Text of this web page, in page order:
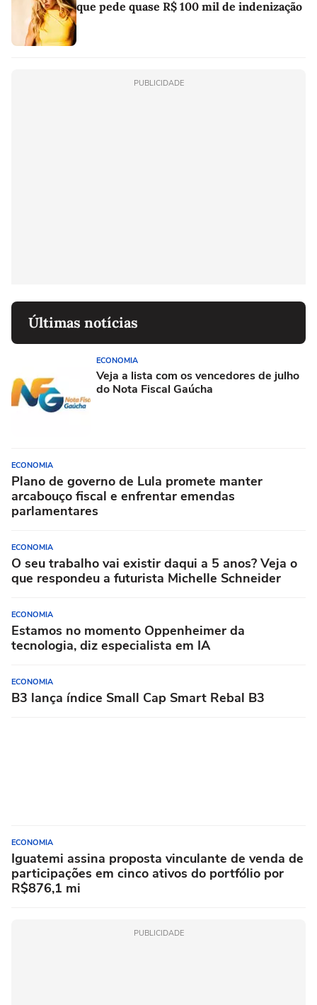
que pede quase R$ 100 mil de indenização
PUBLICIDADE
Últimas notícias
ECONOMIA
Veja a lista com os vencedores de julho
do Nota Fiscal Gaúcha
ECONOMIA
Plano de governo de Lula promete manter
arcabouço fiscal e enfrentar emendas
parlamentares
ECONOMIA
O seu trabalho vai existir daqui a 5 anos? Veja o
que respondeu a futurista Michelle Schneider
ECONOMIA
Estamos no momento Oppenheimer da
tecnologia, diz especialista em IA
ECONOMIA
B3 lança índice Small Cap Smart Rebal B3
ECONOMIA
Iguatemi assina proposta vinculante de venda de
participações em cinco ativos do portfólio por
R$876,1 mi
PUBLICIDADE